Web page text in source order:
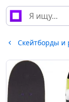
Скейтборды и